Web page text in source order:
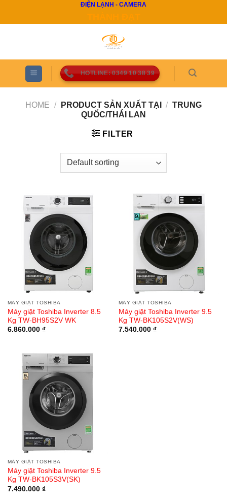
ĐIỆN LẠNH - CAMERA
HOTLINE: 0349 10 38 39
HOME / PRODUCT SẢN XUẤT TẠI / TRUNG
QUỐC/THÁI LAN
FILTER
MÁY GIẶT TOSHIBA
Máy giặt Toshiba Inverter 8.5
Kg TW-BH95S2V WK
6.860.000 ₫
MÁY GIẶT TOSHIBA
Máy giặt Toshiba Inverter 9.5
Kg TW-BK105S2V(WS)
7.540.000 ₫
MÁY GIẶT TOSHIBA
Máy giặt Toshiba Inverter 9.5
Kg TW-BK105S3V(SK)
7.490.000 ₫